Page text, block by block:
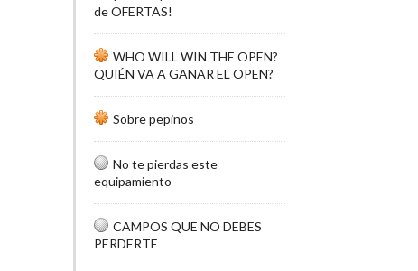
de OFERTAS!
WHO WILL WIN THE OPEN?
QUIÉN VA A GANAR EL OPEN?
Sobre pepinos
No te pierdas este
equipamiento
CAMPOS QUE NO DEBES
PERDERTE